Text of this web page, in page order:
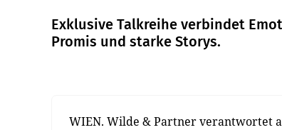
Exklusive Talkreihe verbindet
Promis und starke Storys.
WIEN. Wilde & Partner verantwortet